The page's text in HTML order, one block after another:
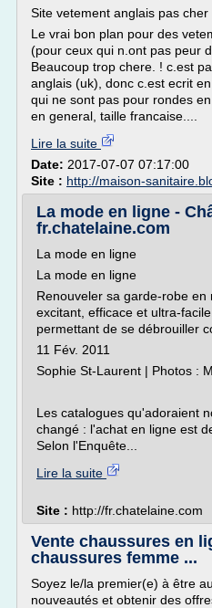
Site vetement anglais pas cher
Le vrai bon plan pour des
(pour ceux qui n.ont pas peur
Beaucoup trop chere. ! c.est
anglais (uk), donc c.est ecrit
qui ne sont pas pour rondes
en general, taille francaise....
Lire la suite
Date: 2017-07-07 07:17:00
Site : http://maison-
La mode en ligne -
fr.chatelaine.com
La mode en ligne
La mode en ligne
Renouveler sa garde-robe
excitant, efficace et ultra-
permettant de se débrouiller
11 Fév. 2011
Sophie St-Laurent | Photos :
Les catalogues qu'adoraient
changé : l'achat en ligne est
Selon l'Enquête...
Lire la suite
Site : http://fr.chatelaine.com
Vente chaussures en
chaussures femme ...
Soyez le/la premier(e) à être
nouveautés et obtenir des